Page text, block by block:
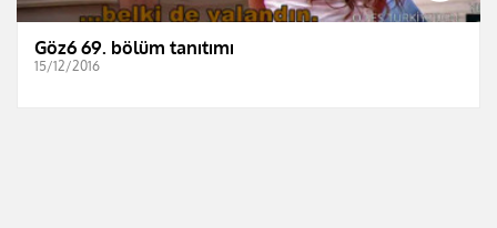
Göz6 69. bölüm tanıtımı
15/12/2016